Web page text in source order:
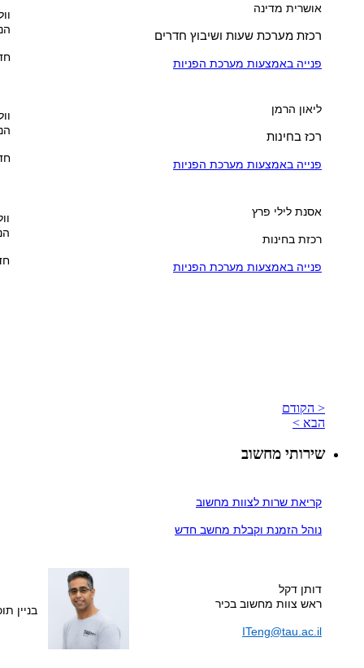
אושרית מדינה
רכזת מערכת שעות ושיבוץ חדרים
פנייה באמצעות מערכת הפניות
ליאון הרמן
רכז בחינות
פנייה באמצעות מערכת הפניות
אסנת לילי פרץ
רכזת בחינות
פנייה באמצעות מערכת הפניות
< הקודם
הבא >
שירותי מחשוב
קריאת שרות לצוות מחשוב
נוהל הזמנת וקבלת מחשב חדש
דותן דקל
ראש צוות מחשוב בכיר
ITeng@tau.ac.il
בניין